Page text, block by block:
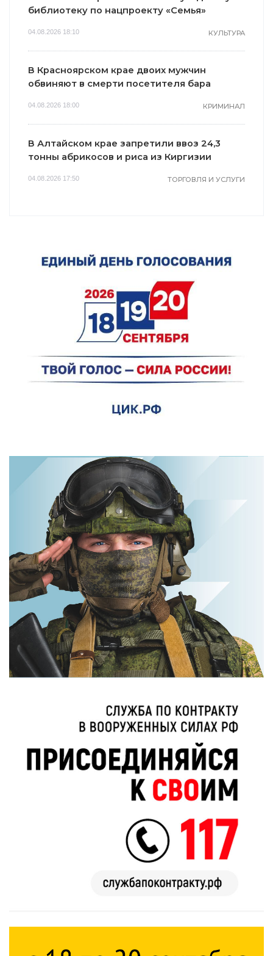
библиотеку по нацпроекту «Семья»
04.08.2026 18:10 КУЛЬТУРА
В Красноярском крае двоих мужчин
обвиняют в смерти посетителя бара
04.08.2026 18:00 КРИМИНАЛ
В Алтайском крае запретили ввоз 24,3
тонны абрикосов и риса из Киргизии
04.08.2026 17:50 ТОРГОВЛЯ И УСЛУГИ